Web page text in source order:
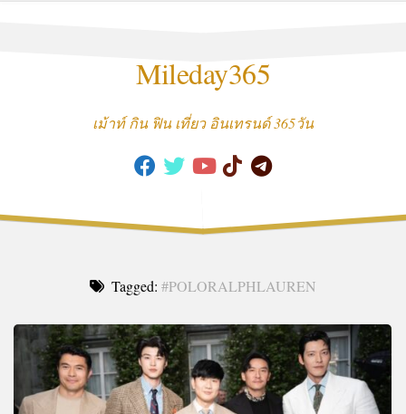
Mileday365
เม้าท์ กิน ฟิน เที่ยว อินเทรนด์ 365วัน
Tagged: #POLORALPHLAUREN